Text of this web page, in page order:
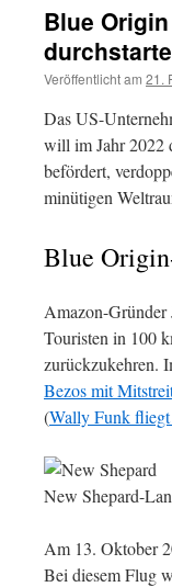
Blue
Veröffentlicht am 21.
Das US-
will im Jahr 2022
befördert,
minütigen
Blue
Amazon-
Touristen in 100
zurückzukehren.
Bezos mit
(Wally Funk
New Shepard-
Am 13. Oktober
Bei diesem Flug